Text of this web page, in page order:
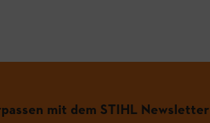
mit dem STIHL Newsletter